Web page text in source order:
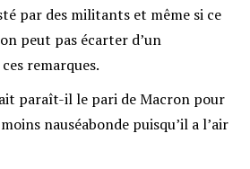
par des militants et même si ce
peut pas écarter d’un
remarques.
paraît-il le pari de Macron pour
nauséabonde puisqu’il a l’air